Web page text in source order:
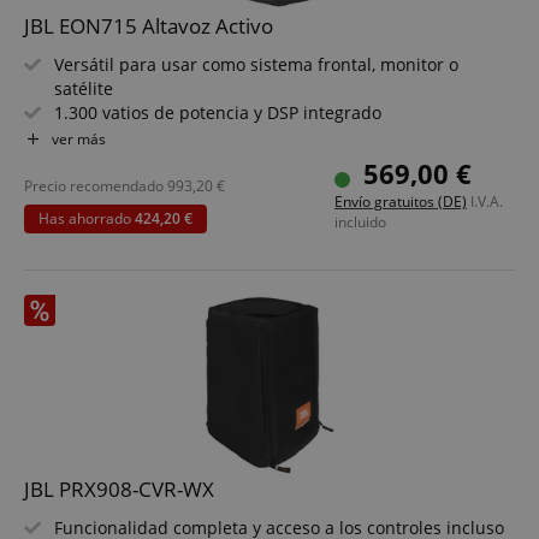
JBL EON715 Altavoz Activo
Versátil para usar como sistema frontal, monitor o
satélite
1.300 vatios de potencia y DSP integrado
Altavoces: woofer de 15", tweeter de neodimio de 1"
Nueva guía de ondas para una dispersión uniforme
Control mediante panel con pantalla LCD o app JBL Pro
Connect
Streaming de música Bluetooth 5.0 directo desde el
ver más
569,00 €
Envío gratuitos (DE) I.V.A.
incluido
Precio recomendado993,20 €
Has ahorrado424,20 €
JBL PRX908-CVR-WX
Funcionalidad completa y acceso a los controles incluso
.kirstein.de
Amazon
www.kirstein.de